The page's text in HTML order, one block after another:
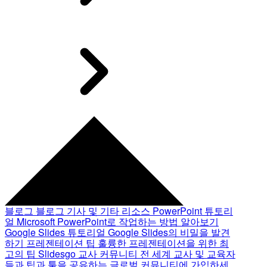
블로그 블로그 기사 및 기타 리소스 PowerPoint 튜토리
얼 Microsoft PowerPoint로 작업하는 방법 알아보기
Google Slides 튜토리얼 Google Slides의 비밀을 발견
하기 프레젠테이션 팁 훌륭한 프레젠테이션을 위한 최
고의 팁 Slidesgo 교사 커뮤니티 전 세계 교사 및 교육자